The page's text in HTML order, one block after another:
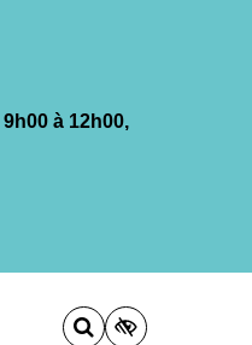
9h00 à 12h00,